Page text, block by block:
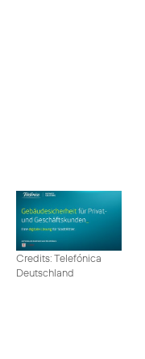
Credits: Telefónica
Deutschland